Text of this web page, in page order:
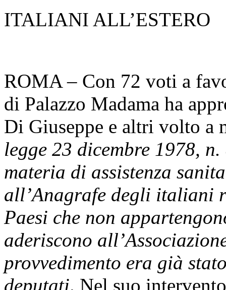
ITALIANI ALL’ESTERO
ROMA – Con 72 voti a
di Palazzo Madama ha
Di Giuseppe e altri volto a
legge 23 dicembre 1978,
materia di assistenza
all’Anagrafe degli italiani
Paesi che non
aderiscono
provvedimento era già
deputati. Nel suo